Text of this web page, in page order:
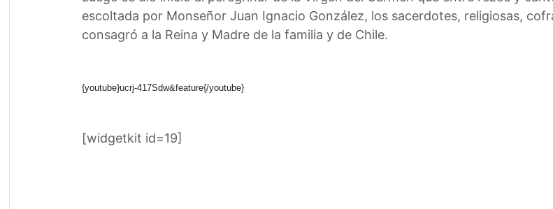
escoltada por Monseñor Juan Ignacio González, los sacerdotes, religiosas,
consagró a la Reina y Madre de la familia y de Chile.
{youtube}ucrj-417Sdw&feature{/youtube}
[widgetkit id=19]